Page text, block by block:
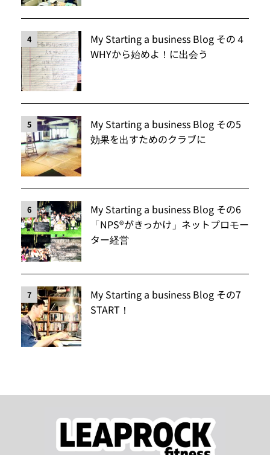
4
My Starting a business Blog その４
WHYから始めよ！に出会う
5
My Starting a business Blog その5
効果を出すためのクラブに
6
My Starting a business Blog その6
「NPS®️がきっかけ」ネットプロモー
ター経営
7
My Starting a business Blog その7
START！